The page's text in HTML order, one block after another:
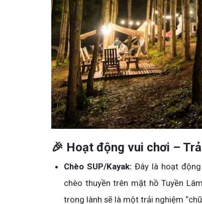
🎉 Hoạt động vui chơi –
Chèo SUP/Kayak:Đây là hoạt động
chèo thuyền trên mặt hồ Tuyền
trong lành sẽ là một trải nghiệm